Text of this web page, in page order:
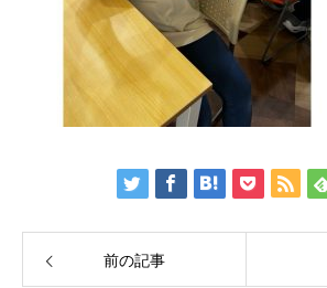
前の記事